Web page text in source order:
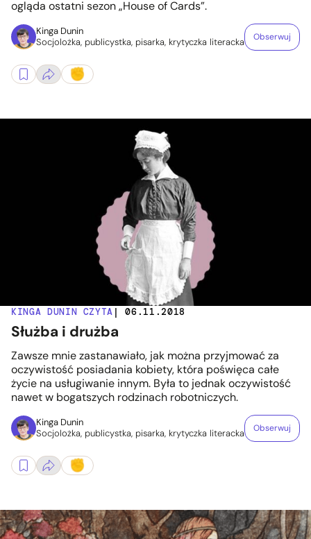
ogląda ostatni sezon „House of Cards”.
Kinga Dunin
Socjolożka, publicystka, pisarka, krytyczka literacka
Obserwuj
KINGA DUNIN CZYTA | 06.11.2018
Służba i drużba
Zawsze mnie zastanawiało, jak można przyjmować za
oczywistość posiadania kobiety, która poświęca całe
życie na usługiwanie innym. Była to jednak oczywistość
nawet w bogatszych rodzinach robotniczych.
Kinga Dunin
Socjolożka, publicystka, pisarka, krytyczka literacka
Obserwuj